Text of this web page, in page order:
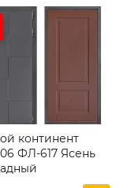
континент
ФЛ-617 Ясень